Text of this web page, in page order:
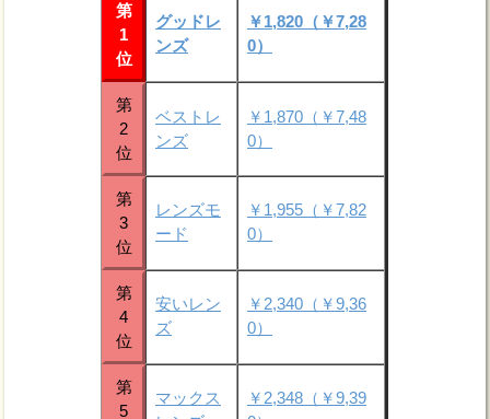
第
1
位
グッドレ
ンズ
￥1,820（￥7,28
0）
第
2
位
ベストレ
ンズ
￥1,870（￥7,48
0）
第
3
位
レンズモ
ード
￥1,955（￥7,82
0）
第
4
位
安いレン
ズ
￥2,340（￥9,36
0）
第
5
マックス
￥2,348（￥9,39